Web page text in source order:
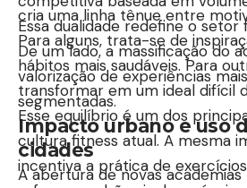
cria uma linha tênue entre
Para alguns, trata-se de
hábitos mais saudáveis. Para
transformar em um ideal difícil
Esse equilíbrio é um dos
cultura fitness atual. A mesma
incentiva a prática de
Essa dualidade redefine o setor
De um lado, a massificação do
valorização de experiências
segmentadas.
Impacto urbano e uso
cidades
A abertura de novas